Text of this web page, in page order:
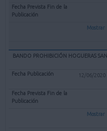
Mostrar
BANDO PROHIBICIÓN HOGUERAS
12/06/2020
Mostrar